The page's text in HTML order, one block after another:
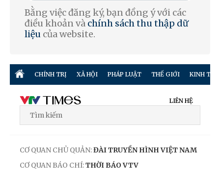
Bằng việc đăng ký, bạn đồng ý với các
điều khoản và chính sách thu thập dữ
liệu của website.
CHÍNH TRỊ XÃ HỘI PHÁP LUẬT THẾ GIỚI KINH TẾ
LIÊN HỆ
CƠ QUAN CHỦ QUẢN:ĐÀI TRUYỀN HÌNH VIỆT NAM
CƠ QUAN BÁO CHÍ:THỜI BÁO VTV